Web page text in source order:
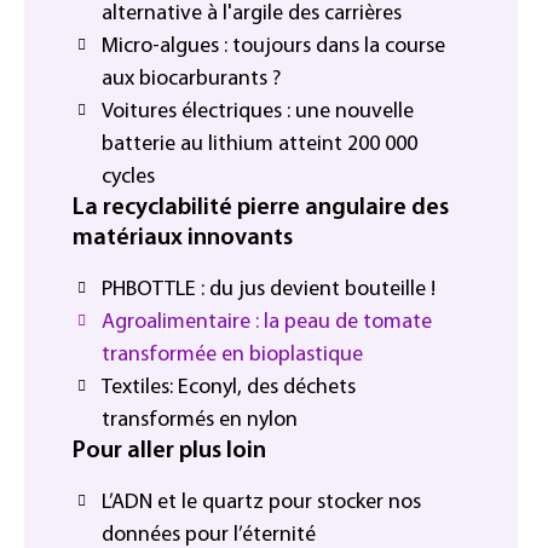
alternative à l'argile des carrières
Micro-algues : toujours dans la course
aux biocarburants ?
Voitures électriques : une nouvelle
batterie au lithium atteint 200 000
cycles
La recyclabilité pierre angulaire des
matériaux innovants
PHBOTTLE : du jus devient bouteille !
Agroalimentaire : la peau de tomate
transformée en bioplastique
Textiles: Econyl, des déchets
transformés en nylon
Pour aller plus loin
L’ADN et le quartz pour stocker nos
données pour l’éternité